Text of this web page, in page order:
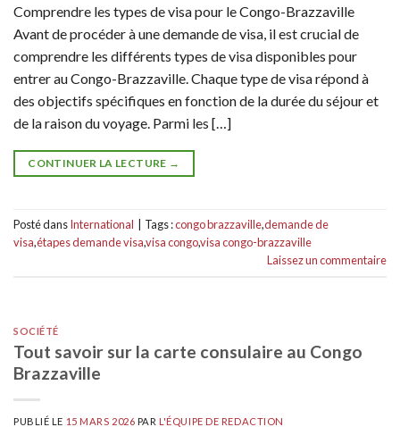
Comprendre les types de visa pour le Congo-Brazzaville
Avant de procéder à une demande de visa, il est crucial de
comprendre les différents types de visa disponibles pour
entrer au Congo-Brazzaville. Chaque type de visa répond à
des objectifs spécifiques en fonction de la durée du séjour et
de la raison du voyage. Parmi les […]
CONTINUER LA LECTURE →
Posté dansInternational Tags :congo brazzaville,demande de
visa,étapes demande visa,visa congo,visa congo-brazzaville
Laissez un commentaire
SOCIÉTÉ
Tout savoir sur la carte consulaire au Congo
Brazzaville
PUBLIÉ LE 15 MARS 2026 PARL'ÉQUIPE DE REDACTION